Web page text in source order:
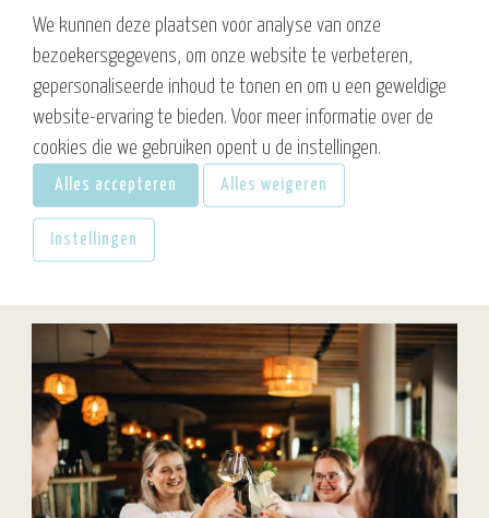
of bij een goed diner.
Ieder seizoen heeft zijn eigen charme, waardoor
Zeeland altijd een bestemming is om naar uit te
kijken!
Bekijk arrangementen
We kunnen deze plaatsen voor analyse van onze
bezoekersgegevens, om onze website te verbeteren,
gepersonaliseerde inhoud te tonen en om u een geweldige
website-ervaring te bieden. Voor meer informatie over de
cookies die we gebruiken opent u de instellingen.
Alles accepteren Alles weigeren
Instellingen